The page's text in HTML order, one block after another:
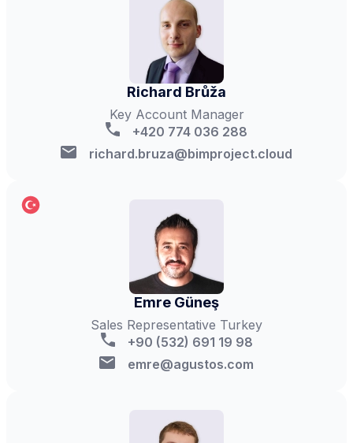
Richard Brůža
Key Account Manager
+420 774 036 288
richard.bruza@bimproject.cloud
Emre Güneş
Sales Representative Turkey
+90 (532) 691 19 98
emre@agustos.com